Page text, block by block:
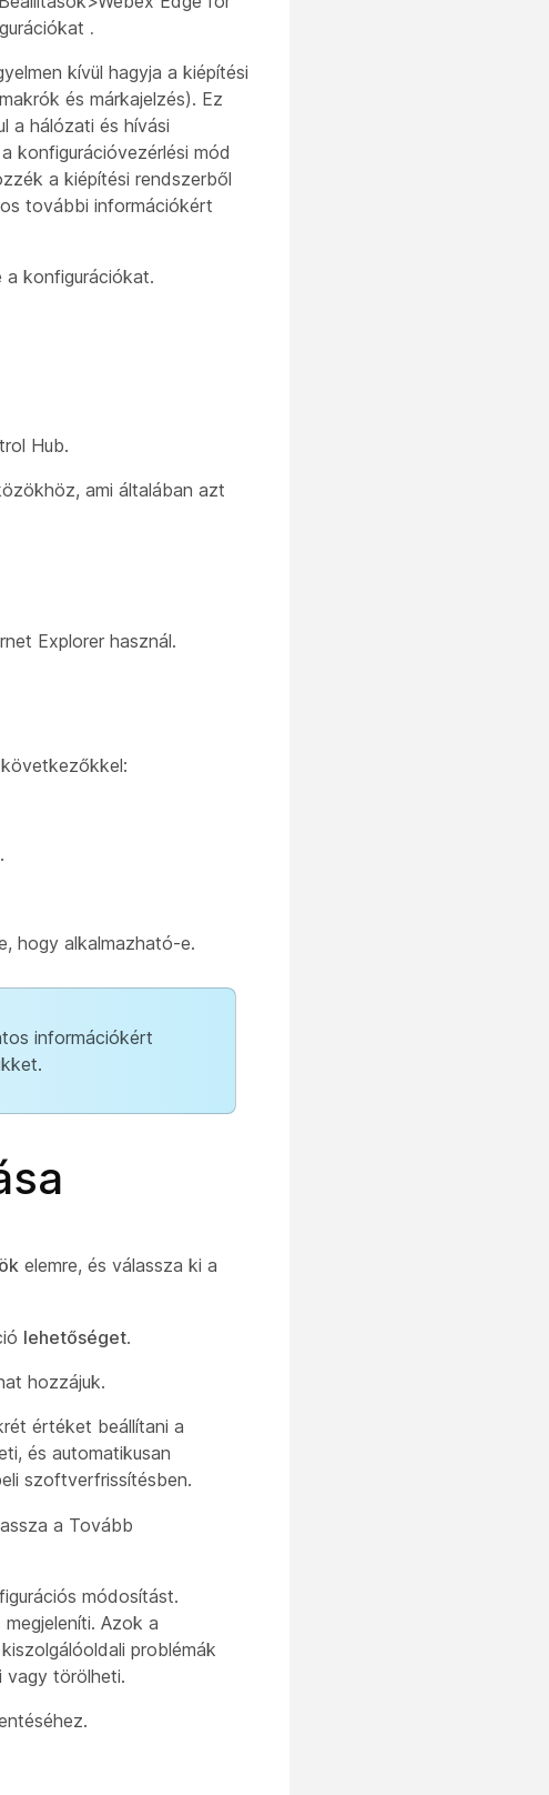
.
kívül hagyja a kiépítési
és márkajelzés). Ez
a hálózati és hívási
konfigurációvezérlési mód
a kiépítési rendszerből
további információkért
a konfigurációkat.
Hub.
ami általában azt
Explorer használ.
hogy alkalmazható-e.
információkért
elemre, és válassza ki a
lehetőséget.
hozzájuk.
értéket beállítani a
és automatikusan
szoftverfrissítésben.
a Tovább
módosítást.
Azok a
problémák
vagy törölheti.